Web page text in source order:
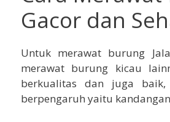
Gacor dan
Untuk merawat burung
merawat burung kicau
berkualitas dan juga
berpengaruh yaitu